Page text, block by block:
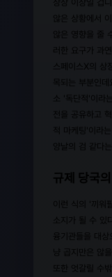
않은 상황에서
않은 영향을 줄
러한 요구가 과
스페이스X의 상
목되는 부분인
소 '독단적'이라
전을 공유하고
적 마케팅'이라
양날의 검 같다
규제 당국
이런 식의 '끼워
소지가 될 수 있
융기관들을 대
냥 곱지만은 않
또한 엇갈릴 수